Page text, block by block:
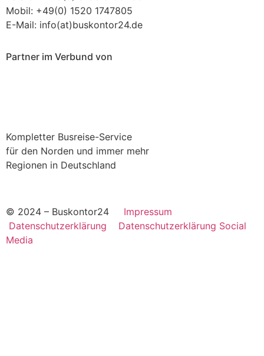
Mobil: +49(0) 1520 1747805
E-Mail: info(at)buskontor24.de
Partner im Verbund von
Kompletter Busreise-Service
für den Norden und immer mehr
Regionen in Deutschland
© 2024 – Buskontor24 Impressum
Datenschutzerklärung Datenschutzerklärung Social
Media